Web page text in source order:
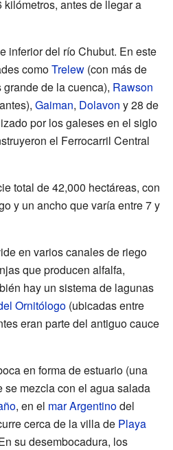
antes de llegar a
inferior del río Chubut. En este
comoTrelew (con más de
de la cuenca), Rawson
Gaiman, Dolavon y 28 de
por los galeses en el siglo
el Ferrocarril Central
total de 42,000 hectáreas, con
y un ancho que varía entre 7 y
en varios canales de riego
que producen alfalfa,
hay un sistema de lagunas
Ornitólogo (ubicadas entre
eran parte del antiguo cauce
en forma de estuario (una
mezcla con el agua salada
, en el mar Argentinodel
cerca de la villa de Playa
su desembocadura, los